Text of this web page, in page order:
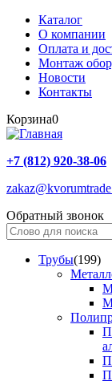
Каталог
О компании
Оплата и
Монтаж
Новости
Контакты
Корзина0
+7 (812) 920-38-06
Обратный звонок
Трубы(199)